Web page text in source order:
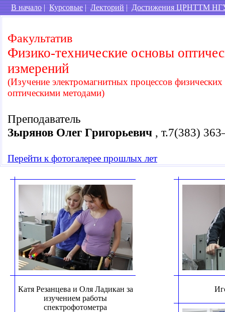
В начало|Курсовые|Лекторий|Достижения ЦРНТТМ
Факультатив
Физико-технические основы
измерений
(Изучение электромагнитных процессов физических
оптическими методами)
Преподаватель
Зырянов Олег Григорьевич , т.7(383)
Перейти к фотогалерее прошлых лет
Катя Резанцева и Оля Ладикан за
изучением работы
спектрофотометра